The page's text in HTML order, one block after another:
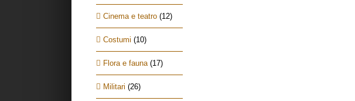
Cinema e teatro (12)
Costumi (10)
Flora e fauna (17)
Militari (26)